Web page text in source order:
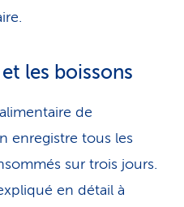
les boissons
de
enregistre tous les
sur trois jours.
en détail à